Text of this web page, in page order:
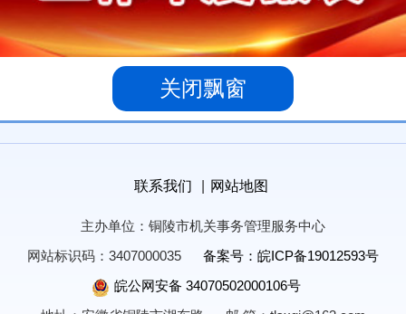
关闭飘窗
联系我们 网站地图
主办单位：铜陵市机关事务管理服务中心
网站标识码：3407000035
备案号：皖ICP备19012593号
皖公网安备 34070502000106号